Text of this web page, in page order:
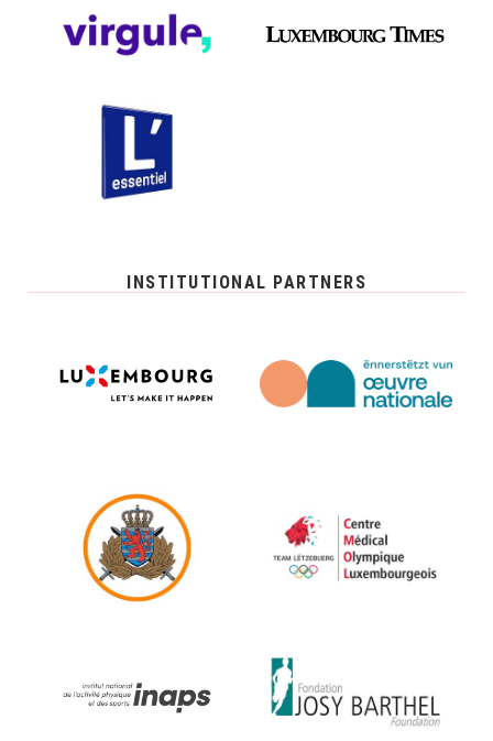
INSTITUTIONAL PARTNERS